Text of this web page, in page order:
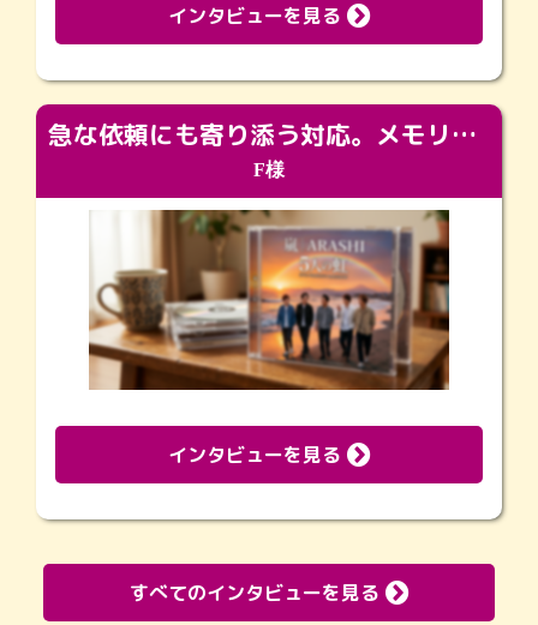
インタビューを見る
急な依頼にも寄り添う対応。メモリアルコーナーで振り返る大切な日々
F様
インタビューを見る
すべてのインタビューを見る